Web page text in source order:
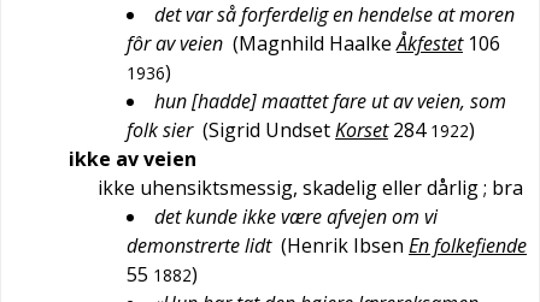
det var så forferdelig en hendelse at moren
fôr av veien (Magnhild Haalke Åkfestet 106
1936)
hun [hadde] maattet fare ut av veien, som
folk sier (Sigrid UndsetKorset 284 1922)
ikke av veien
ikke uhensiktsmessig, skadelig eller dårlig; bra
det kunde ikke være afvejen om vi
demonstrerte lidt (Henrik Ibsen En folkefiende
55 1882)